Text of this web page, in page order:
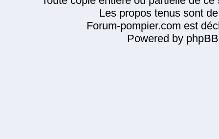
Les propos tenus sont
Forum-pompier.com est
Powered by